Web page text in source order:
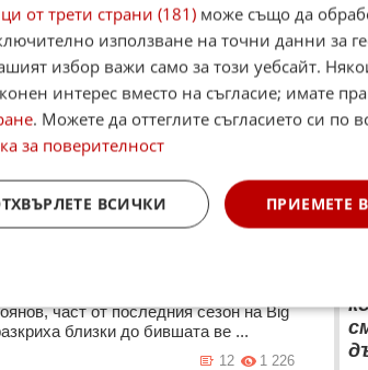
част от последния сезон на Big
близки до бившата ве ...
1 226
12
на
“
от трети страни (181) може също да
използване на точни данни за
избор важи само за този уебсайт.
интерес вместо на съгласие; имате
. Можете да оттеглите съгласието си по
за поверителност
ПРИЕМЕТЕ
ВСИЧКИ